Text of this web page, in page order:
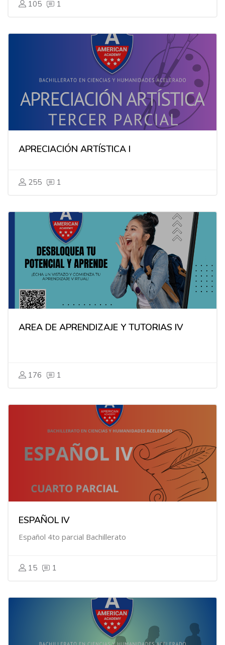
105 1
APRECIACIÓN ARTÍSTICA I
255 1
AREA DE APRENDIZAJE Y TUTORIAS IV
176 1
ESPAÑOL IV
Español 4to parcial Bachillerato
15 1